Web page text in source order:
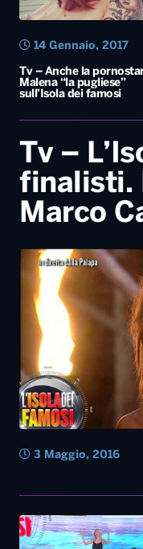
Tv – Anche la
Malena “la pugliese”
sull’Isola dei famosi
14 Gennaio, 2017
Tv –
finalisti.
Marco
3 Maggio, 2016